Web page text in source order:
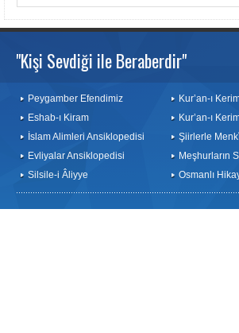
"Kişi Sevdiği ile Beraberdir"
Peygamber Efendimiz
Eshab-ı Kiram
İslam Alimleri Ansiklopedisi
Evliyalar Ansiklopedisi
Silsile-i Âliyye
Kur’an-ı
Kur’an-ı
Şiirlerle
Meşhurların
Osmanlı